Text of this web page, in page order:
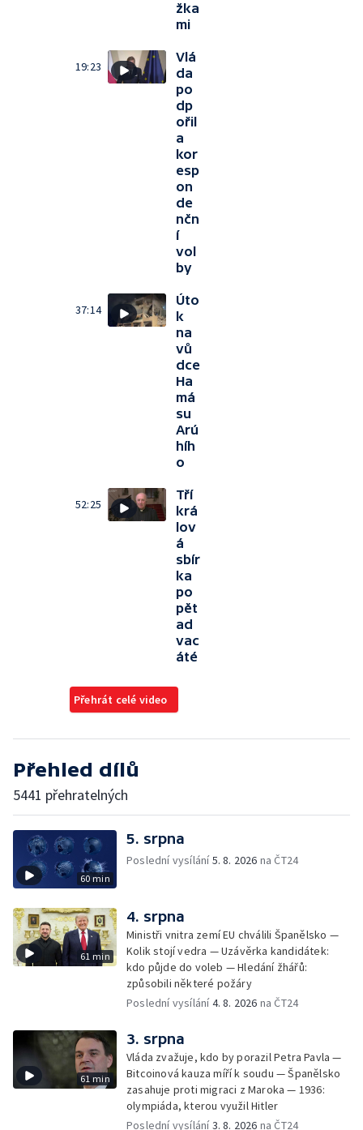
žka
mi
19:23
Vlá
da
po
dp
ořil
a
kor
esp
on
de
nčn
í
vol
by
37:14
Úto
k
na
vů
dce
Ha
má
su
Arú
híh
o
52:25
Tří
krá
lov
á
sbír
ka
po
pět
ad
vac
áté
Přehrát celé video
Přehled dílů
5441 přehratelných
60 min
5. srpna
Poslední vysílání5. 8. 2026 na ČT24
61 min
4. srpna
Ministři vnitra zemí EU chválili Španělsko —
Kolik stojí vedra — Uzávěrka kandidátek:
kdo půjde do voleb — Hledání žhářů:
způsobili některé požáry
Poslední vysílání4. 8. 2026 na ČT24
61 min
3. srpna
Vláda zvažuje, kdo by porazil Petra Pavla —
Bitcoinová kauza míří k soudu — Španělsko
zasahuje proti migraci z Maroka — 1936:
olympiáda, kterou využil Hitler
Poslední vysílání3. 8. 2026 na ČT24